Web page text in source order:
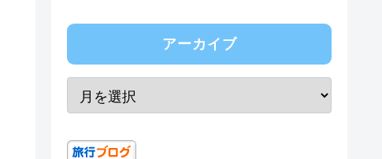
アーカイブ